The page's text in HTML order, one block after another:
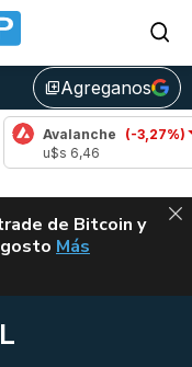
library_addAgreganos
Avalanche (-3,27%)
u$s 6,46
de Bitcoin y
VUELVE EL
Más